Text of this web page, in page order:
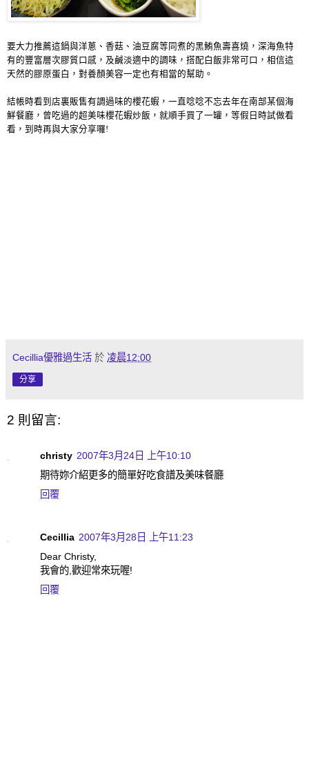
要大力推薦這鍋與洋蔥 、 香菇 、 油豆腐等同煮的黑鮪魚壽喜燒，深海魚特
有的豐富層次膠質口感，及鹹淡適中的調味，搭配白飯非常可口，相信這
天然的膠原蛋白，對養顏美容一定也有相當的幫助。
結帳時看到店裏販售有調過味的櫻花蝦，一直唸唸不忘去年在南部某個海
鮮餐廳，曾吃過的超美味櫻花蝦炒飯，就順手買了一罐，等假日時試做看
看，到時再與大家分享囉!
Cecillia優雅過生活 於 凌晨12:00
分享
2 則留言:
christy 2007年3月24日 上午10:10
期待妳介紹更多的簡單好吃食譜及美味餐廳
回覆
Cecillia 2007年3月28日 上午11:23
Dear Christy,
我會的,歡迎常來玩喔!
回覆